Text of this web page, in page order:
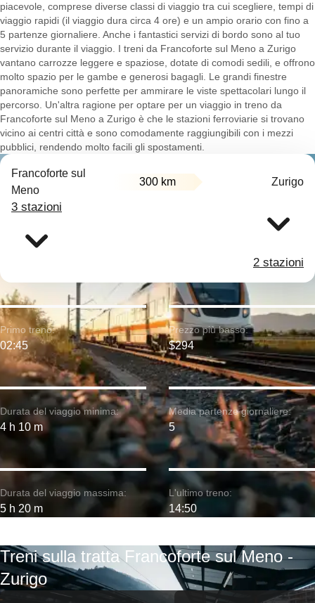
piacevole, comprese diverse classi di viaggio tra cui scegliere, tempi di
viaggio rapidi (il viaggio dura circa 4 ore) e un ampio orario con fino a
5 partenze giornaliere. Anche i fantastici servizi di bordo sono al tuo
servizio durante il viaggio. I treni da Francoforte sul Meno a Zurigo
vantano carrozze leggere e spaziose, dotate di comodi sedili, e offrono
molto spazio per le gambe e generosi bagagli. Le grandi finestre
panoramiche sono perfette per ammirare le viste spettacolari lungo il
percorso. Un'altra ragione per optare per un viaggio in treno da
Francoforte sul Meno a Zurigo è che le stazioni ferroviarie si trovano
vicino ai centri città e sono comodamente raggiungibili con i mezzi
pubblici, rendendo molto facili gli spostamenti.
Francoforte sul
Meno
300 km Zurigo
3 stazioni
2 stazioni
Durata del viaggio minima:
4 h 10 m
Primo treno:
02:45
Durata del viaggio massima:
5 h 20 m
Prezzo più basso:
$294
Media partenze giornaliere:
5
L'ultimo treno:
14:50
Treni sulla tratta Francoforte sul Meno -
Zurigo